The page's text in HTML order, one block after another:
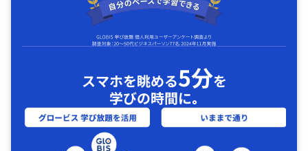
スマホを眺める5分を
学びの時間に｡